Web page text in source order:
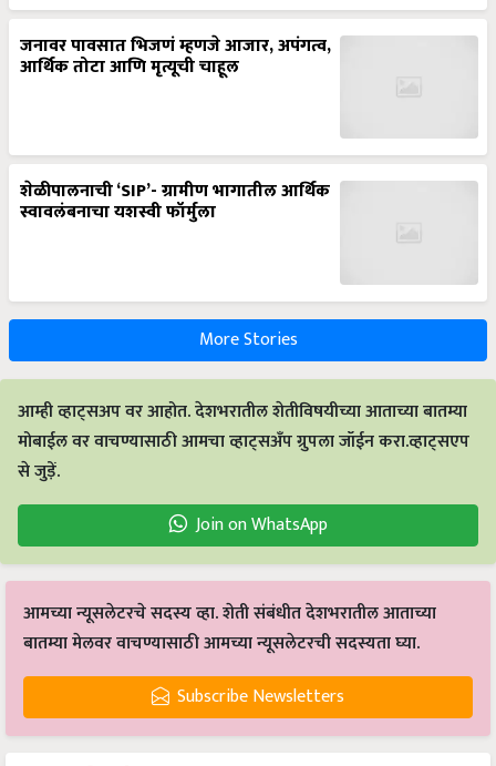
जनावर पावसात भिजणं म्हणजे आजार, अपंगत्व,
आर्थिक तोटा आणि मृत्यूची चाहूल
शेळीपालनाची ‘SIP’- ग्रामीण भागातील आर्थिक
स्वावलंबनाचा यशस्वी फॉर्मुला
More Stories
आम्ही व्हाट्सअप वर आहोत. देशभरातील शेतीविषयीच्या आताच्या बातम्या
मोबाईल वर वाचण्यासाठी आमचा व्हाट्सअँप ग्रुपला जॉईन करा.व्हाट्सएप
से जुड़ें.
Join on WhatsApp
आमच्या न्यूसलेटरचे सदस्य व्हा. शेती संबंधीत देशभरातील आताच्या
बातम्या मेलवर वाचण्यासाठी आमच्या न्यूसलेटरची सदस्यता घ्या.
Subscribe Newsletters